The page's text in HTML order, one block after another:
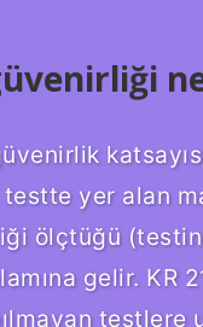
yer alan
ölçtüğü
gelir. KR
testlere